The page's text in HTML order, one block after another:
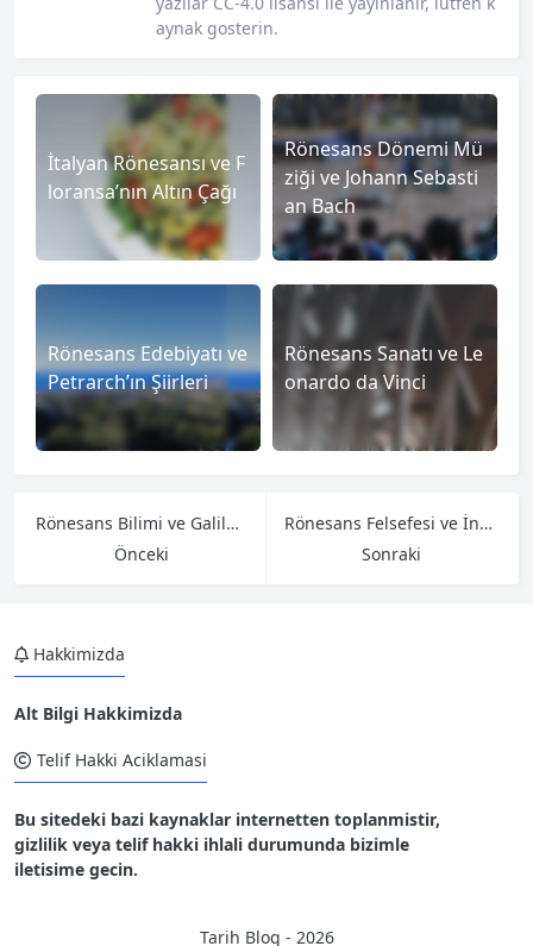
aynak gosterin.
İtalyan Rönesansı ve F
loransa’nın Altın Çağı
Rönesans Dönemi Mü
ziği ve Johann Sebasti
an Bach
Rönesans Edebiyatı ve
Petrarch’ın Şiirleri
Rönesans Sanatı ve Le
onardo da Vinci
Rönesans Bilimi ve Galileo Galilei
Önceki
Rönesans Felsefesi ve İnsan Merkezcilik
Sonraki
Hakkimizda
Alt Bilgi Hakkimizda
Telif Hakki Aciklamasi
Bu sitedeki bazi kaynaklar internetten toplanmistir,
gizlilik veya telif hakki ihlali durumunda bizimle
iletisime gecin.
Tarih Blog - 2026